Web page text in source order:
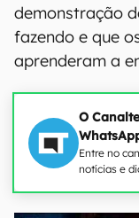
demonstração
fazendo e que
aprenderam a
O
Entre no
notícias e